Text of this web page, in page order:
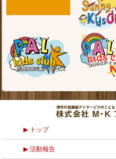
トップ
活動報告